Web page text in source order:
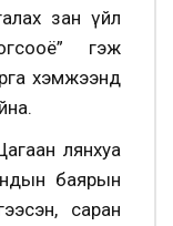
зан үйл
гэж
хэмжээнд
лянхуа
баярын
саран